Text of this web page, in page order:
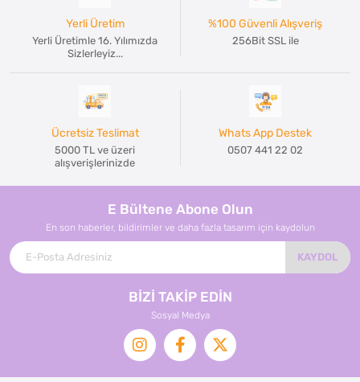
Yerli Üretim
Yerli Üretimle 16. Yılımızda
Sizlerleyiz...
%100 Güvenli Alışveriş
256Bit SSL ile
Ücretsiz Teslimat
5000 TL ve üzeri
alışverişlerinizde
Whats App Destek
0507 441 22 02
E Bültene Abone Olun
En son haberler, bildirimler ve daha fazla tasarım için kaydolun
KAYDOL
BİZİ TAKİP EDİN
Sosyal Medya